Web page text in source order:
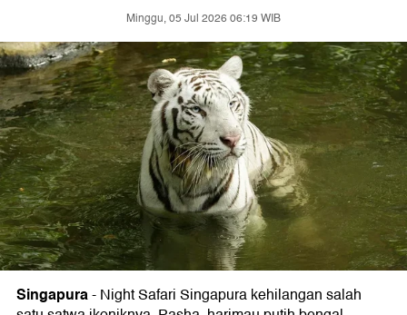
Minggu, 05 Jul 2026 06:19 WIB
Singapura-Night Safari Singapura kehilangan salah